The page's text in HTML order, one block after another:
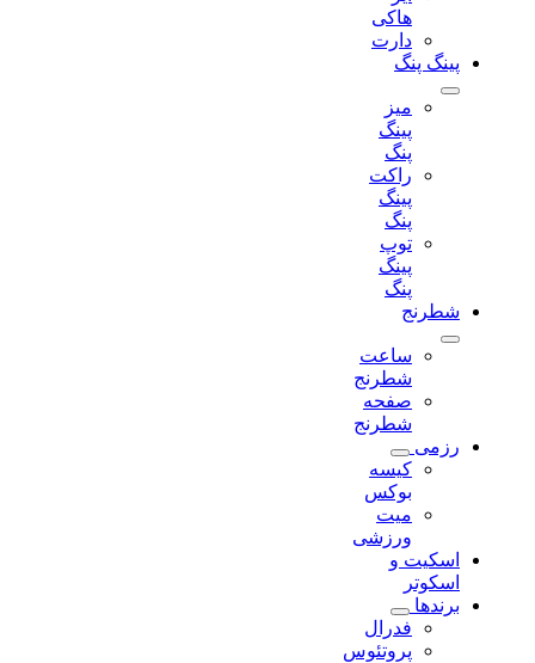
دارت
پینگ پنگ
میز
راکت
توپ
شطرنج
ساعت
شطرنج
صفحه
شطرنج
رزمی
کیسه
بوکس
میت
ورزشی
اسکیت و
اسکوتر
برندها
فدرال
پروتئوس